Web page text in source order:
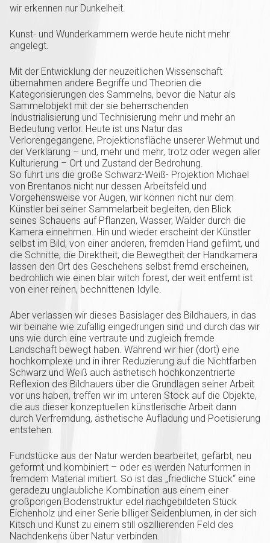
wir erkennen nur Dunkelheit.
Kunst- und Wunderkammern werde heute nicht mehr
angelegt.
Mit der Entwicklung der neuzeitlichen Wissenschaft
übernahmen andere Begriffe und Theorien die
Kategorisierungen des Sammelns, bevor die Natur als
Sammelobjekt mit der sie beherrschenden
Industrialisierung und Technisierung mehr und mehr an
Bedeutung verlor. Heute ist uns Natur das
Verlorengegangene, Projektionsfläche unserer Wehmut und
der Verklärung – und, mehr und mehr, trotz oder wegen aller
Kulturierung – Ort und Zustand der Bedrohung.
So führt uns die große Schwarz-Weiß- Projektion Michael
von Brentanos nicht nur dessen Arbeitsfeld und
Vorgehensweise vor Augen, wir können nicht nur dem
Künstler bei seiner Sammelarbeit begleiten, den Blick
seines Schauens auf Pflanzen, Wasser, Wälder durch die
Kamera einnehmen. Hin und wieder erscheint der Künstler
selbst im Bild, von einer anderen, fremden Hand gefilmt, und
die Schnitte, die Direktheit, die Bewegtheit der Handkamera
lassen den Ort des Geschehens selbst fremd erscheinen,
bedrohlich wie einen blair witch forest, der weit entfernt ist
von einer reinen, bechnittenen Idylle.
Aber verlassen wir dieses Basislager des Bildhauers, in das
wir beinahe wie zufällig eingedrungen sind und durch das wir
uns wie durch eine vertraute und zugleich fremde
Landschaft bewegt haben. Während wir hier (dort) eine
hochkomplexe und in ihrer Reduzierung auf die Nichtfarben
Schwarz und Weiß auch ästhetisch hochkonzentrierte
Reflexion des Bildhauers über die Grundlagen seiner Arbeit
vor uns haben, treffen wir im unteren Stock auf die Objekte,
die aus dieser konzeptuellen künstlerische Arbeit dann
durch Verfremdung, ästhetische Aufladung und Poetisierung
entstehen.
Fundstücke aus der Natur werden bearbeitet, gefärbt, neu
geformt und kombiniert – oder es werden Naturformen in
fremdem Material imitiert. So ist das „friedliche Stück“ eine
geradezu unglaubliche Kombination aus einem einer
großporigen Bodenstruktur edel nachgebildeten Stück
Eichenholz und einer Serie billiger Seidenblumen, in der sich
Kitsch und Kunst zu einem still oszillierenden Feld des
Nachdenkens über Natur verbinden.